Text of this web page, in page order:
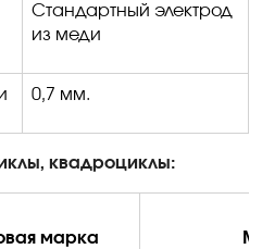
Стандартный электрод
из меди
0,7 мм.
квадроциклы:
марка